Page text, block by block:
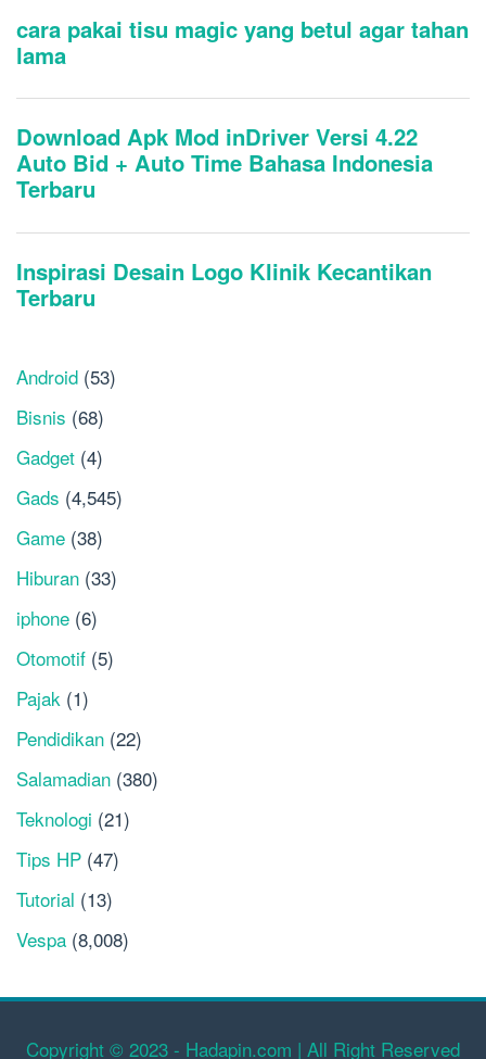
Android (53)
Bisnis (68)
Gadget (4)
Gads (4,545)
Game (38)
Hiburan (33)
iphone (6)
Otomotif (5)
Pajak (1)
Pendidikan (22)
Salamadian (380)
Teknologi (21)
Tips HP (47)
Tutorial (13)
Vespa (8,008)
Copyright © 2023 - Hadapin.com | All Right Reserved